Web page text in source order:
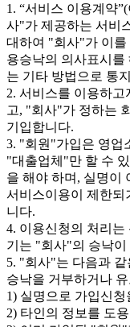
1. “서비스 이용계약
사"가 제공하는 서비
대하여 "회사"가 이를
용승낙의 의사표시를
는 기타 방법으로 통
2. 서비스를 이용하
고, "회사"가 정하는
기입합니다.
3. "회원"가입은 영업
"대출업체"만 할 수
을 해야 하며, 실명이
서비스이용이 제한되
니다.
4. 이용신청의 처리는
기는 "회사"의 승낙
5. "회사"는 다음과
승낙을 거부하거나
1) 실명으로 가입신
2) 타인의 정보를 도